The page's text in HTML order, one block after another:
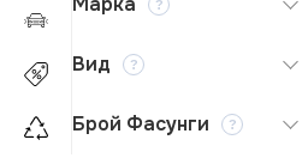
Вид
Брой Фасунги